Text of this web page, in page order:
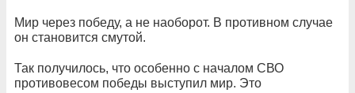
Мир через победу, а не наоборот. В противном случае
он становится смутой.
Так получилось, что особенно с началом СВО
противовесом победы выступил мир. Это